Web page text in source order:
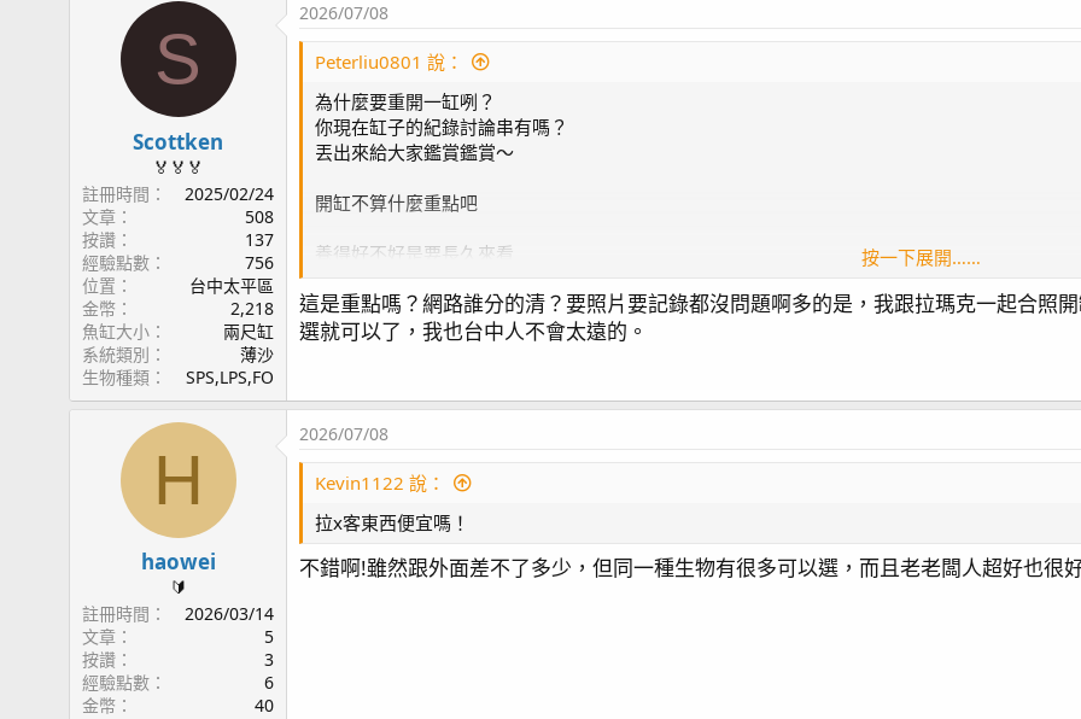
S
Scottken
🏅🏅🏅
註冊時間
2025/02/24
文章
508
按讚
137
經驗點數
756
位置
台中太平區
金幣
2,218
魚缸大小
兩尺缸
系統類別
薄沙
生物種類
SPS,LPS,FO
2026/07/08
Peterliu0801 說：
為什麼要重開一缸咧？
你現在缸子的紀錄討論串有嗎？
丟出來給大家鑑賞鑑賞～
開缸不算什麼重點吧
養得好不好是要長久來看
這種能長久穩定的缸子
才有參考其maintain 手法的價值～
短進短出也不是我們追求的
先拿出缸子的照片影片跟紀錄唄～
按一下展開……
這是重點嗎？網路誰分的清？要照片要記錄都沒問題啊多的是，我跟拉瑪克一起合照
選就可以了，我也台中人不會太遠的。
H
haowei
🔰
註冊時間
2026/03/14
文章
5
按讚
3
經驗點數
6
金幣
40
2026/07/08
Kevin1122 說：
拉x客東西便宜嗎！
不錯啊!雖然跟外面差不了多少，但同一種生物有很多可以選，而且老老闆人超好也很